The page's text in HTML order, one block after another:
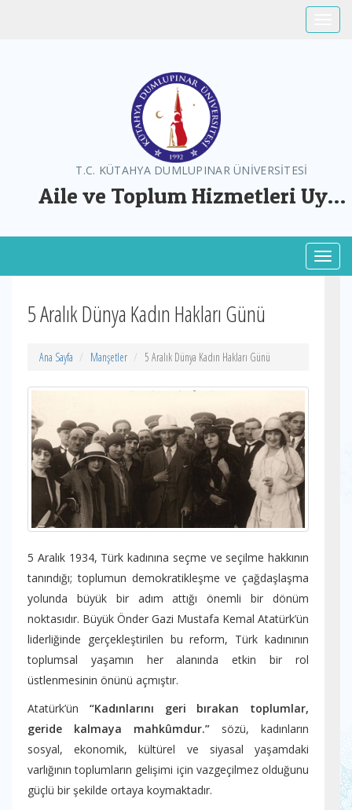
T.C. KÜTAHYA DUMLUPINAR ÜNİVERSİTESİ
Aile ve Toplum Hizmetleri Uyg.
5 Aralık Dünya Kadın Hakları Günü
Ana Sayfa Manşetler 5 Aralık Dünya Kadın Hakları Günü
5 Aralık 1934, Türk kadınına seçme ve seçilme hakkının
tanındığı; toplumun demokratikleşme ve çağdaşlaşma
yolunda büyük bir adım attığı önemli bir dönüm
noktasıdır. Büyük Önder Gazi Mustafa Kemal Atatürk’ün
liderliğinde gerçekleştirilen bu reform, Türk kadınının
toplumsal yaşamın her alanında etkin bir rol
üstlenmesinin önünü açmıştır.
Atatürk’ün “Kadınlarını geri bırakan toplumlar,
geride kalmaya mahkûmdur.” sözü, kadınların
sosyal, ekonomik, kültürel ve siyasal yaşamdaki
varlığının toplumların gelişimi için vazgeçilmez olduğunu
güçlü bir şekilde ortaya koymaktadır.